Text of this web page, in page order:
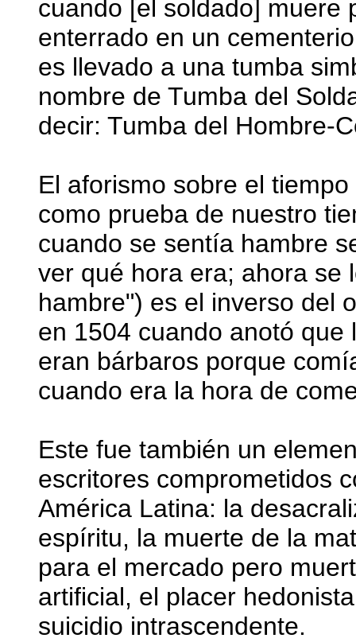
cuando [el soldado] muere
enterrado en un
es llevado a una tumba
nombre de Tumba del
decir: Tumba del Hombre-
El aforismo sobre el
como prueba de nuestro
cuando se sentía hambre
ver qué hora era; ahora se
hambre") es el inverso del
en 1504 cuando anotó
eran bárbaros porque
cuando era la hora de
Este fue también un
escritores comprometidos
América Latina: la
espíritu, la muerte de la
para el mercado pero
artificial, el placer
suicidio intrascendente.